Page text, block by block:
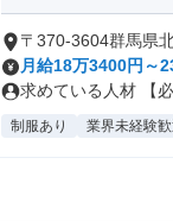
〒370-3604群馬県
月給18万3400円～
求めている人材 【
制服あり 業界未経験